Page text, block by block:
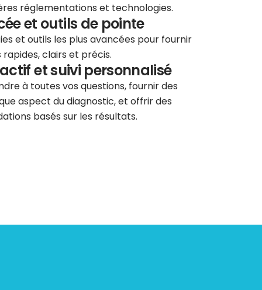
réglementations et technologies.
et outils de pointe
et outils les plus avancées pour fournir
clairs et précis.
et suivi personnalisé
à toutes vos questions, fournir des
aspect du diagnostic, et offrir des
basés sur les résultats.